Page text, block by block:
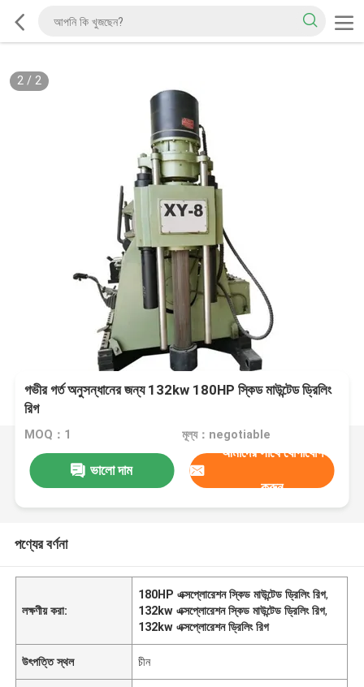
2/ 2
গভীর গর্ত অনুসন্ধানের জন্য 132kw 180HP স্কিড মাউন্টেড ড্রিলিং
রিগ
MOQ：1 মূল্য：negotiable
ভালো দাম
আমাদের সাথে যোগাযোগ
করুন
পণ্যের বর্ণনা
লক্ষণীয় করা:
180HP এক্সপ্লোরেশন স্কিড মাউন্টেড ড্রিলিং রিগ,
132kw এক্সপ্লোরেশন স্কিড মাউন্টেড ড্রিলিং রিগ,
132kw এক্সপ্লোরেশন ড্রিলিং রিগ
উৎপত্তি স্থল চীন